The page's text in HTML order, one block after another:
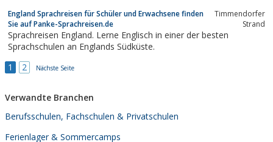
Schulen wurden persönlich besucht sowie auf Qualität des
Unterrichts und Infrastruktur...
England Sprachreisen für Schüler und Erwachsene finden
Sie auf Panke-Sprachreisen.de
Timmendorfer
Strand
Sprachreisen England. Lerne Englisch in einer der besten
Sprachschulen an Englands Südküste.
1
2 Nächste Seite
Verwandte Branchen
Berufsschulen, Fachschulen & Privatschulen
Ferienlager & Sommercamps